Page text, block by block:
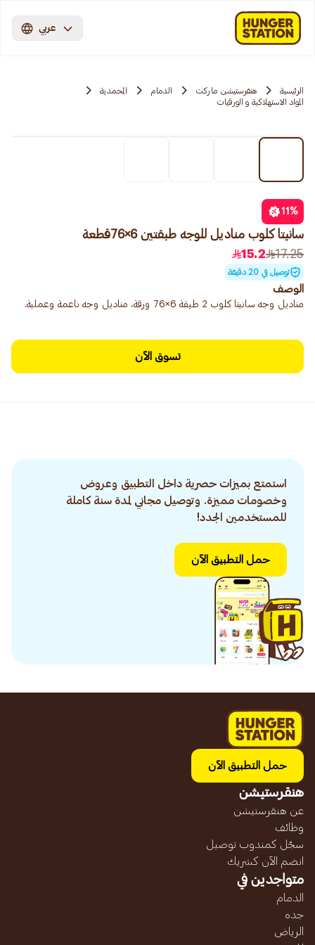
عربي
الرئيسية هنقرستيشن ماركت الدمام
المحمدية
المواد الاستهلاكية و الورقيات
11 %
سانيتا كلوب مناديل للوجه طبقتين 6×76قطعة
17.25
15.2
توصيل في 20 دقيقة
الوصف
مناديل وجه سانيتا كلوب 2 طبقة 6×76 ورقة، مناديل وجه ناعمة وعملية.
تسوق الآن
استمتع بميزات حصرية داخل التطبيق وعروض
وخصومات مميزة. وتوصيل مجاني لمدة سنة كاملة
للمستخدمين الجدد!
حمل التطبيق الآن
حمل التطبيق الآن
هنقرستيشن
عن هنقرستيشن
وظائف
سجّل كمندوب توصيل
انضم الآن كشريك
متواجدين في
الدمام
جده
الرياض